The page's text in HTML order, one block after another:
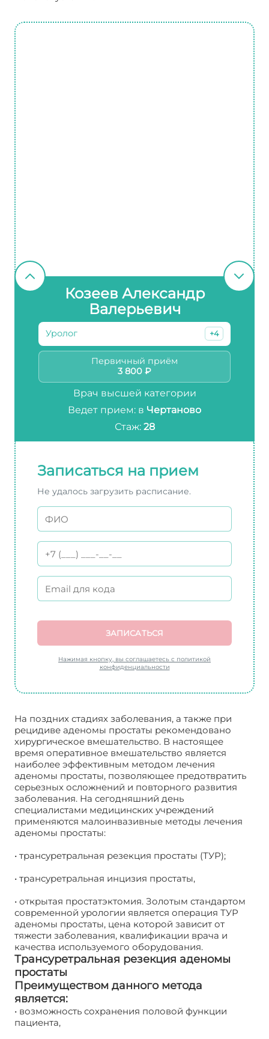
Козеев Александр
Валерьевич
Уролог +4
Первичный приём
3 800 ₽
Врач высшей категории
Ведет прием: в Чертаново
Стаж: 28
Записаться на прием
Не удалось загрузить расписание.
ЗАПИСАТЬСЯ
Нажимая кнопку, вы соглашаетесь с политикой
конфиденциальности
На поздних стадиях заболевания, а также при
рецидиве аденомы простаты рекомендовано
хирургическое вмешательство. В настоящее
время оперативное вмешательство является
наиболее эффективным методом лечения
аденомы простаты, позволяющее предотвратить
серьезных осложнений и повторного развития
заболевания. На сегодняшний день
специалистами медицинских учреждений
применяются малоинвазивные методы лечения
аденомы простаты:
• трансуретральная резекция простаты (ТУР);
• трансуретральная инцизия простаты,
• открытая простатэктомия. Золотым стандартом
современной урологии является операция ТУР
аденомы простаты, цена которой зависит от
тяжести заболевания, квалификации врача и
качества используемого оборудования.
Трансуретральная резекция аденомы
простаты
Преимуществом данного метода
является:
• возможность сохранения половой функции
пациента,